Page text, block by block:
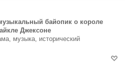
байопик о короле
Джексоне
музыка, исторический